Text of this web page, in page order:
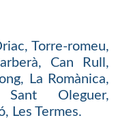
Torre-romeu,
Can Rull,
La Romànica,
Oleguer,
Les Termes.